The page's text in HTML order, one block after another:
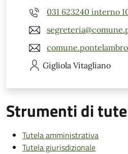
031 623240 interno
Gigliola Vitagliano
Strumenti di
Tutela amministrativa
Tutela giurisdizionale